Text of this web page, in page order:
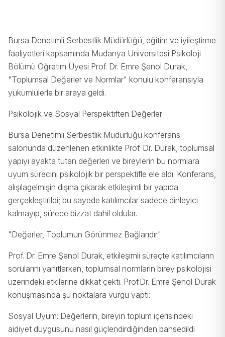
Bursa Denetimli Serbestlik Müdürlüğü, eğitim ve iyileştirme
faaliyetleri kapsamında Mudanya Üniversitesi Psikoloji
Bölümü Öğretim Üyesi Prof. Dr. Emre Şenol Durak,
"Toplumsal Değerler ve Normlar" konulu konferansıyla
yükümlülerle bir araya geldi.
Psikolojik ve Sosyal Perspektiften Değerler
Bursa Denetimli Serbestlik Müdürlüğü konferans
salonunda düzenlenen etkinlikte Prof. Dr. Durak, toplumsal
yapıyı ayakta tutan değerleri ve bireylerin bu normlara
uyum sürecini psikolojik bir perspektifle ele aldı. Konferans,
alışılagelmişin dışına çıkarak etkileşimli bir yapıda
gerçekleştirildi; bu sayede katılımcılar sadece dinleyici
kalmayıp, sürece bizzat dahil oldular.
"Değerler, Toplumun Görünmez Bağlarıdır"
Prof. Dr. Emre Şenol Durak, etkileşimli süreçte katılımcıların
sorularını yanıtlarken, toplumsal normların birey psikolojisi
üzerindeki etkilerine dikkat çekti. Prof.Dr. Emre Şenol Durak
konuşmasında şu noktalara vurgu yaptı:
Sosyal Uyum: Değerlerin, bireyin toplum içerisindeki
aidiyet duygusunu nasıl güçlendirdiğinden bahsedildi